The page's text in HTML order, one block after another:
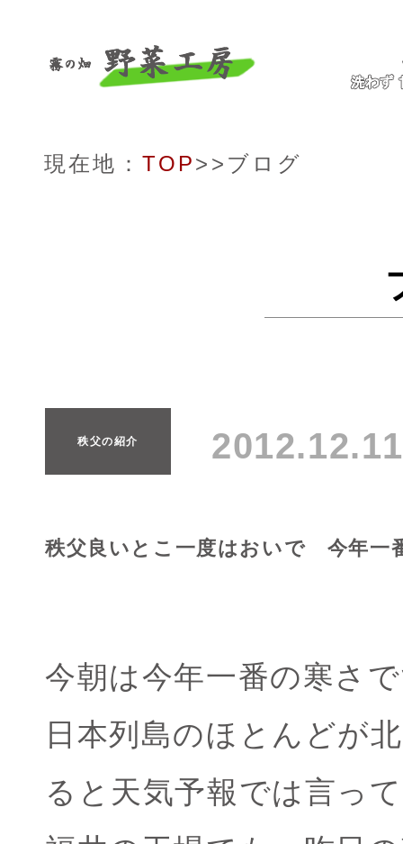
現在地： TOP>>ブログ
秩父の紹介
秩父良いとこ一度はおいで 今年一
今朝は今年一番の寒さ
日本列島のほとんどが
ると天気予報では言っ